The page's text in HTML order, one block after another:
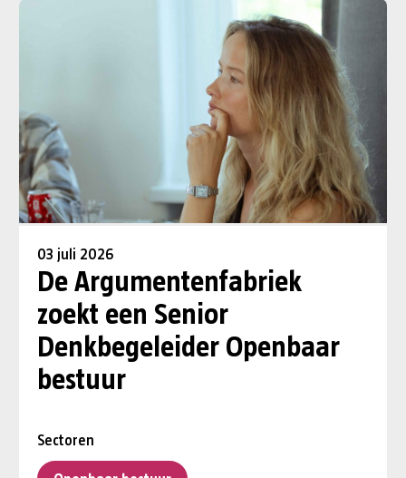
03 juli 2026
De Argumentenfabriek
zoekt een Senior
Denkbegeleider Openbaar
bestuur
Sectoren